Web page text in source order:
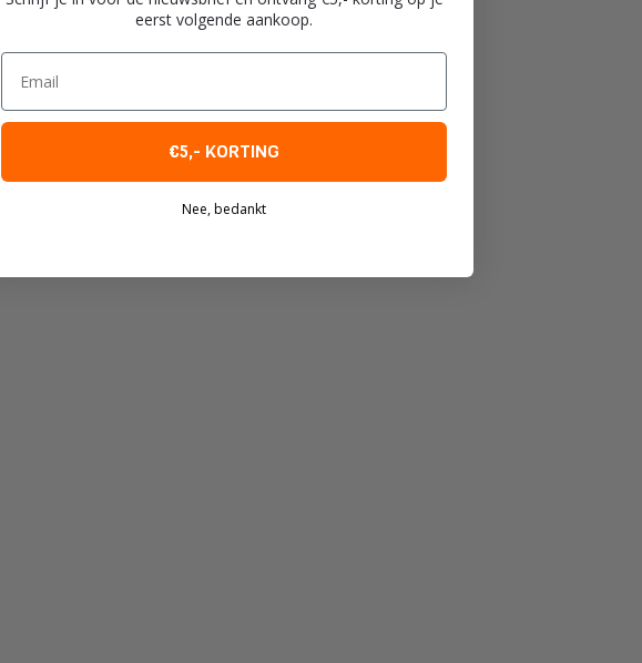
eerst volgende aankoop.
Email
€5,- KORTING
Nee, bedankt